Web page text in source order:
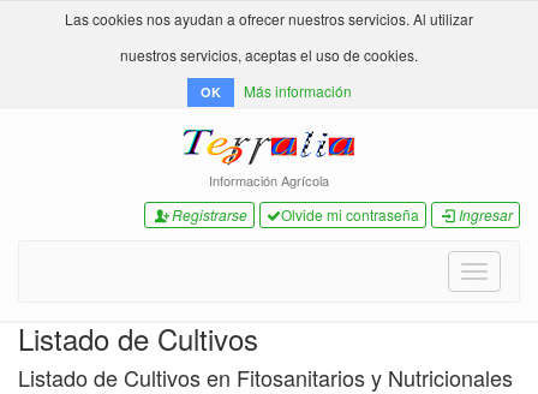
Las cookies nos ayudan a ofrecer nuestros servicios. Al utilizar
nuestros servicios, aceptas el uso de cookies.
OK Más información
Información Agrícola
Registrarse Olvide mi contraseña Ingresar
Toggle
Listado de Cultivos
Listado de Cultivos en Fitosanitarios y Nutricionales